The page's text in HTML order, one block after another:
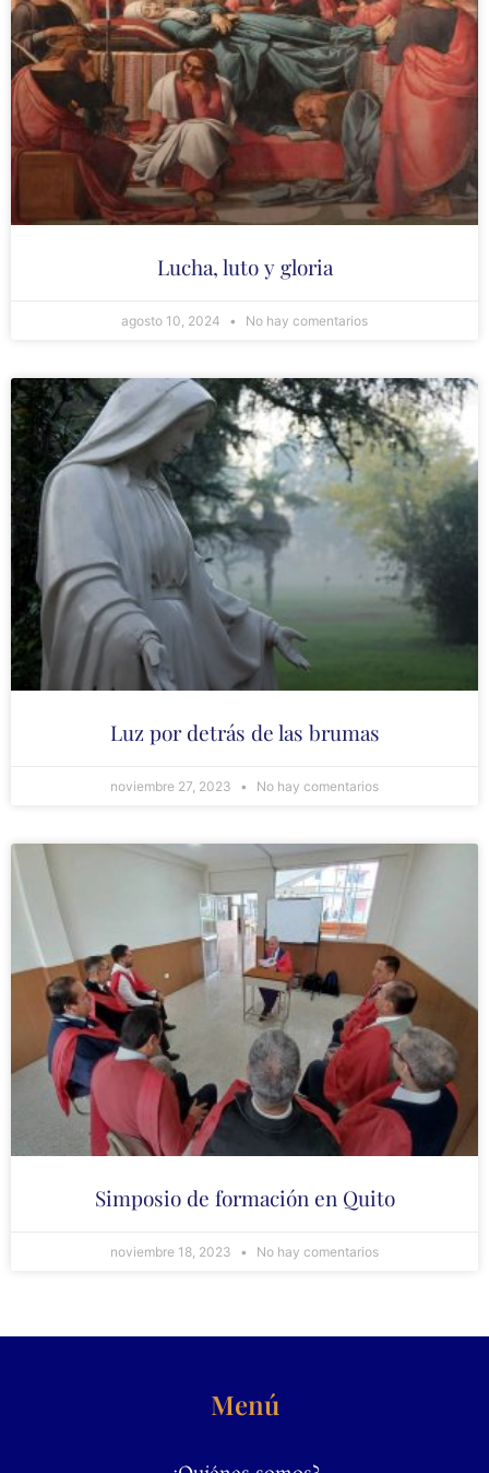
Lucha, luto y gloria
agosto 10, 2024 No hay comentarios
Luz por detrás de las brumas
noviembre 27, 2023 No hay comentarios
Simposio de formación en Quito
noviembre 18, 2023 No hay comentarios
Menú